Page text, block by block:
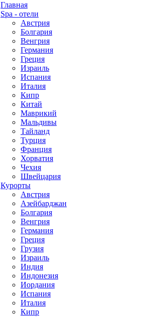
Главная
Spa - отели
Австрия
Болгария
Венгрия
Германия
Греция
Израиль
Испания
Италия
Кипр
Китай
Маврикий
Мальдивы
Тайланд
Турция
Франция
Хорватия
Чехия
Швейцария
Курорты
Австрия
Азейбарджан
Болгария
Венгрия
Германия
Греция
Грузия
Израиль
Индия
Индонезия
Иордания
Испания
Италия
Кипр